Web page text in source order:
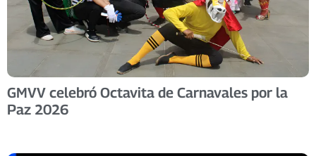
GMVV celebró Octavita de Carnavales por la
Paz 2026